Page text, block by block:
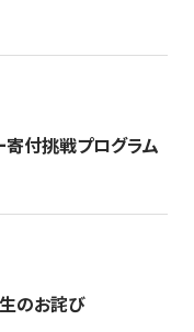
寄付挑戦プログラム
のお詫び